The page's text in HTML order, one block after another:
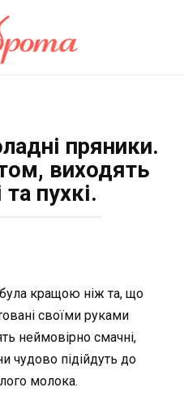
пряники.
виходять
пухкі.
кращою ніж та, що
своїми руками
неймовірно смачні,
чудово підійдуть до
молока.